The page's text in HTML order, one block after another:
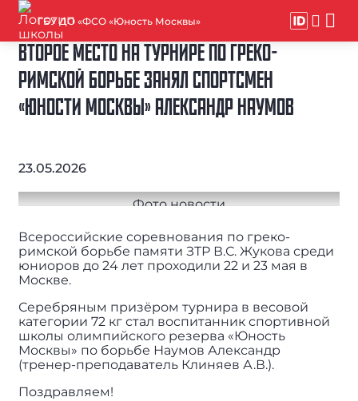
ГБУ ДО «ФСО «Юность Москвы»
ВТОРОЕ МЕСТО НА ТУРНИРЕ ПО ГРЕКО-
РИМСКОЙ БОРЬБЕ ЗАНЯЛ СПОРТСМЕН
«ЮНОСТИ МОСКВЫ» АЛЕКСАНДР НАУМОВ
23.05.2026
Всероссийские соревнования по греко-
римской борьбе памяти ЗТР В.С. Жукова среди
юниоров до 24 лет проходили 22 и 23 мая в
Москве.
Серебряным призёром турнира в весовой
категории 72 кг стал воспитанник спортивной
школы олимпийского резерва «Юность
Москвы» по борьбе Наумов Александр
(тренер-преподаватель Клиняев А.В.).
Поздравляем!